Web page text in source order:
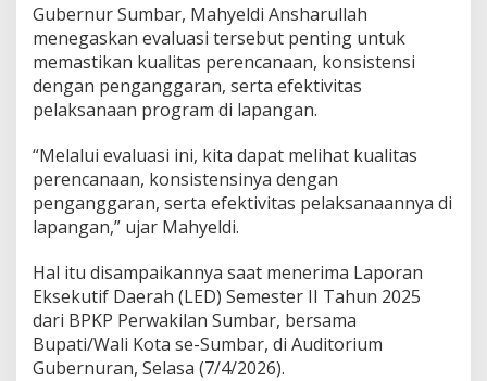
Gubernur Sumbar, Mahyeldi Ansharullah
menegaskan evaluasi tersebut penting untuk
memastikan kualitas perencanaan, konsistensi
dengan penganggaran, serta efektivitas
pelaksanaan program di lapangan.
“Melalui evaluasi ini, kita dapat melihat kualitas
perencanaan, konsistensinya dengan
penganggaran, serta efektivitas pelaksanaannya di
lapangan,” ujar Mahyeldi.
Hal itu disampaikannya saat menerima Laporan
Eksekutif Daerah (LED) Semester II Tahun 2025
dari BPKP Perwakilan Sumbar, bersama
Bupati/Wali Kota se-Sumbar, di Auditorium
Gubernuran, Selasa (7/4/2026).